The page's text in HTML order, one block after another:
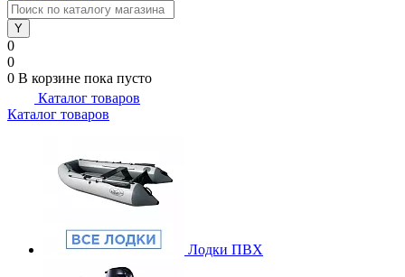
0
0
0 В корзине пока пусто
Каталог товаров
Каталог товаров
Лодки ПВХ